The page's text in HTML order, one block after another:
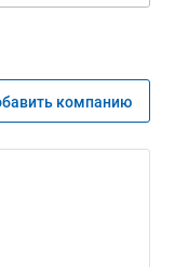
компанию